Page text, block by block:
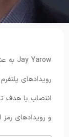
و رویدادهای رمز